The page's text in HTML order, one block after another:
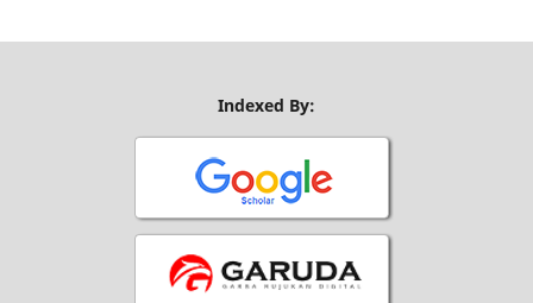
Indexed By: